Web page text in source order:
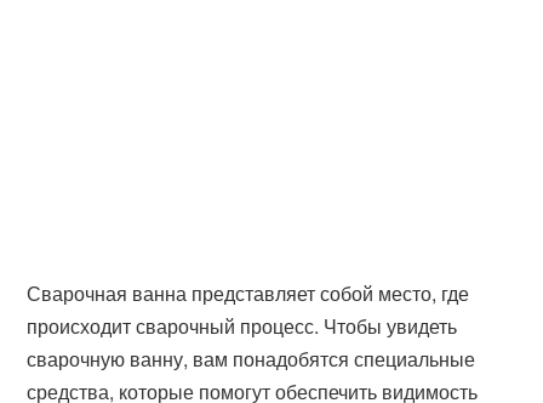
Сварочная ванна представляет собой место, где
происходит сварочный процесс. Чтобы увидеть
сварочную ванну, вам понадобятся специальные
средства, которые помогут обеспечить видимость